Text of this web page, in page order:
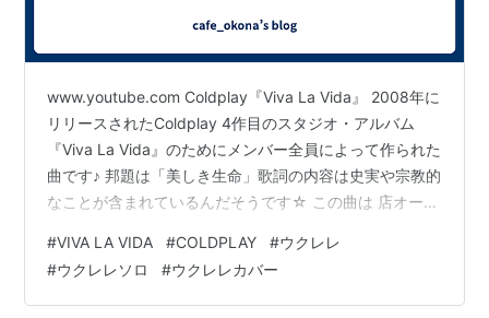
www.youtube.com Coldplay『Viva La Vida』 2008年に
リリースされたColdplay 4作目のスタジオ・アルバム
『Viva La Vida』のためにメンバー全員によって作られた
曲です♪ 邦題は「美しき生命」歌詞の内容は史実や宗教的
なことが含まれているんだそうです☆ この曲は 店オープ
になってきた頃 YouTubeでKalei Gamiaoがルーパー使っ
て弾いてるのを見つけてカッコいいーっ😎って なって一
時良く弾いてました🎶 Kalei Gamiaoのようにとはいきま
#VIVA LA VIDA #COLDPLAY #ウクレレ
#ウクレレソロ #ウクレレカバー